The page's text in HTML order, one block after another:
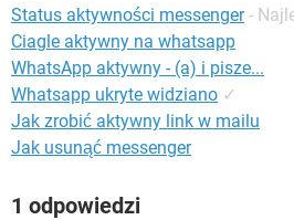
Status aktywności messenger -
Ciagle aktywny na whatsapp
WhatsApp aktywny - (a) i pisze...
Whatsapp ukryte widziano ✓
Jak zrobić aktywny link w mailu
Jak usunąć messenger
1 odpowiedzi